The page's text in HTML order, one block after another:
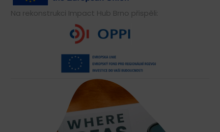
Na rekonstrukci Impact Hub Brno přispěli: